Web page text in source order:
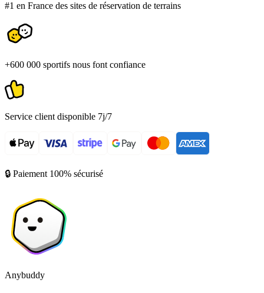
#1 en France des sites de réservation de terrains
+600 000 sportifs nous font confiance
Service client disponible 7j/7
🔒 Paiement 100% sécurisé
Anybuddy